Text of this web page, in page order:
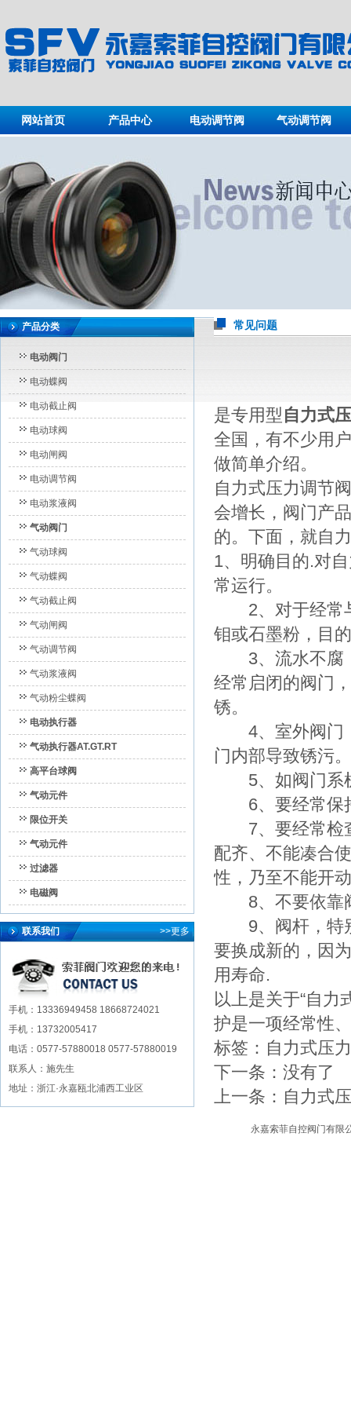
网站首页 产品中心 电动调节阀 气动调节阀
产品分类
电动阀门
电动蝶阀
电动截止阀
电动球阀
电动闸阀
电动调节阀
电动浆液阀
气动阀门
气动球阀
气动蝶阀
气动截止阀
气动闸阀
气动调节阀
气动浆液阀
气动粉尘蝶阀
电动执行器
气动执行器AT.GT.RT
高平台球阀
气动元件
限位开关
气动元件
过滤器
电磁阀
联系我们 >>更多
手机：13336949458 18668724021
手机：13732005417
电话：0577-57880018 0577-57880019
联系人：施先生
地址：浙江·永嘉瓯北浦西工业区
常见问题
是专用型 自力式
全国，有不少用
做简单介绍。
自力式压力调节
会增长，阀门产
的。下面，就自
1、明确目的.对
常运行。
2、对于经常与
钼或石墨粉，目
3、流水不腐，
经常启闭的阀门
锈。
4、室外阀门，
门内部导致锈污。
5、如阀门系机
6、要经常保
7、要经常检查
配齐、不能凑合
性，乃至不能开
8、不要依靠阀
9、阀杆，特别
要换成新的，因
用寿命.
以上是关于“自力
护是一项经常性
标签： 自力式压
下一条：没有了
上一条： 自力式
永嘉索菲自控阀门有限